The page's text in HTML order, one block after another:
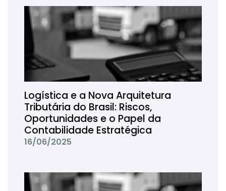
Logística e a Nova Arquitetura
Tributária do Brasil: Riscos,
Oportunidades e o Papel da
Contabilidade Estratégica
16/06/2025